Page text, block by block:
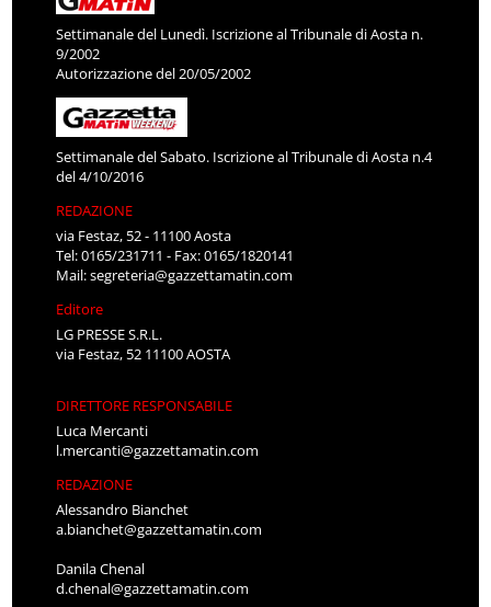
Settimanale del Lunedì. Iscrizione al Tribunale di Aosta n.
9/2002
Autorizzazione del 20/05/2002
Settimanale del Sabato. Iscrizione al Tribunale di Aosta n.4
del 4/10/2016
REDAZIONE
via Festaz, 52 - 11100 Aosta
Tel: 0165/231711 - Fax: 0165/1820141
Mail:segreteria@gazzettamatin.com
Editore
LG PRESSE S.R.L.
via Festaz, 52 11100 AOSTA
DIRETTORE RESPONSABILE
Luca Mercanti
l.mercanti@gazzettamatin.com
REDAZIONE
Alessandro Bianchet
a.bianchet@gazzettamatin.com
Danila Chenal
d.chenal@gazzettamatin.com